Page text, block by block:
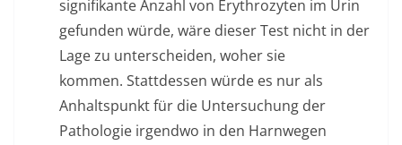
signifikante Anzahl von Erythrozyten im Urin
gefunden würde, wäre dieser Test nicht in der
Lage zu unterscheiden, woher sie
kommen. Stattdessen würde es nur als
Anhaltspunkt für die Untersuchung der
Pathologie irgendwo in den Harnwegen